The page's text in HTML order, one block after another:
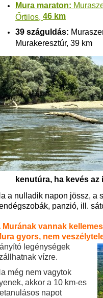
Mura maraton:
Őrtilos, 46 km
39 száguldás:
Murakeresztúr, 39 km
kenutúra, ha kevés az
a nulladik napon jössz, a
panzió, ill.
Murának vannak
gyors, nem
legénységek
vízre.
még nem vagytok
akkor a 10 km-es
napot